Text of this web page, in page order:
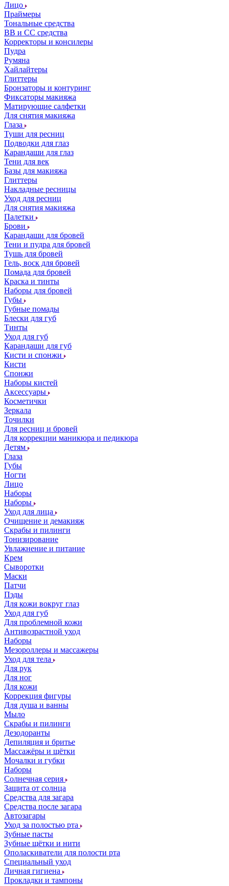
Лицо
Праймеры
Тональные средства
ВВ и СС средства
Корректоры и консилеры
Пудра
Румяна
Хайлайтеры
Глиттеры
Бронзаторы и контуринг
Фиксаторы макияжа
Матирующие салфетки
Для снятия макияжа
Глаза
Туши для ресниц
Подводки для глаз
Карандаши для глаз
Тени для век
Базы для макияжа
Глиттеры
Накладные ресницы
Уход для ресниц
Для снятия макияжа
Палетки
Брови
Карандаши для бровей
Тени и пудра для бровей
Тушь для бровей
Гель, воск для бровей
Помада для бровей
Краска и тинты
Наборы для бровей
Губы
Губные помады
Блески для губ
Тинты
Уход для губ
Карандаши для губ
Кисти и спонжи
Кисти
Спонжи
Наборы кистей
Аксессуары
Косметички
Зеркала
Точилки
Для ресниц и бровей
Для коррекции маникюра и педикюра
Детям
Глаза
Губы
Ногти
Лицо
Наборы
Наборы
Уход для лица
Очищение и демакияж
Скрабы и пилинги
Тонизирование
Увлажнение и питание
Крем
Сыворотки
Маски
Патчи
Пэды
Для кожи вокруг глаз
Уход для губ
Для проблемной кожи
Антивозрастной уход
Наборы
Мезороллеры и массажеры
Уход для тела
Для рук
Для ног
Для кожи
Коррекция фигуры
Для душа и ванны
Мыло
Скрабы и пилинги
Дезодоранты
Депиляция и бритье
Массажёры и щётки
Мочалки и губки
Наборы
Солнечная серия
Защита от солнца
Средства для загара
Средства после загара
Автозагары
Уход за полостью рта
Зубные пасты
Зубные щётки и нити
Ополаскиватели для полости рта
Специальный уход
Личная гигиена
Прокладки и тампоны